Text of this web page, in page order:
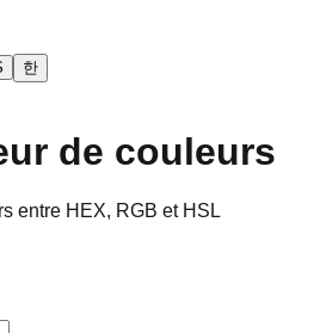
한
de couleurs
entre HEX, RGB et HSL